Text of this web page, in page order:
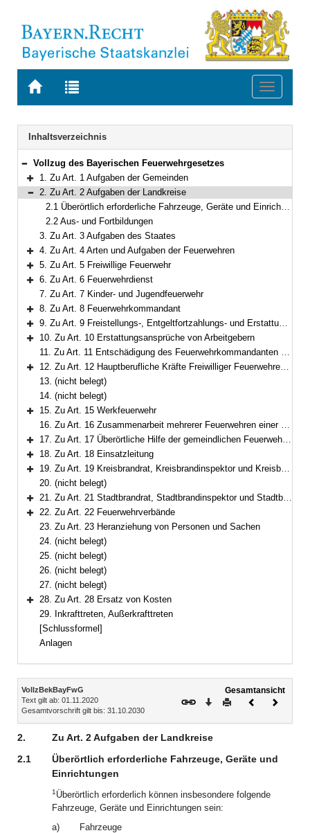
Zur
BAYERN.RECHT
Zur
letzten
Suche
Toggle
Navigation
Inhaltsverzeichnis
Bereich reduzieren
Vollzug des Bayerischen Feuerwehrgesetzes
Bereich erweitern
1. Zu Art. 1 Aufgaben der Gemeinden
Bereich reduzieren
2. Zu Art. 2 Aufgaben der Landkreise
2.1 Überörtlich erforderliche Fahrzeuge, Geräte und Einrichtungen
2.2 Aus- und Fortbildungen
3. Zu Art. 3 Aufgaben des Staates
Bereich erweitern
4. Zu Art. 4 Arten und Aufgaben der Feuerwehren
Bereich erweitern
5. Zu Art. 5 Freiwillige Feuerwehr
Bereich erweitern
6. Zu Art. 6 Feuerwehrdienst
7. Zu Art. 7 Kinder- und Jugendfeuerwehr
Bereich erweitern
8. Zu Art. 8 Feuerwehrkommandant
Bereich erweitern
9. Zu Art. 9 Freistellungs-, Entgeltfortzahlungs- und Erstattungsansprüche von Feuerwehrdienstleistenden
Bereich erweitern
10. Zu Art. 10 Erstattungsansprüche von Arbeitgebern
11. Zu Art. 11 Entschädigung des Feuerwehrkommandanten und anderer Feuerwehrdienstleistender
Bereich erweitern
12. Zu Art. 12 Hauptberufliche Kräfte Freiwilliger Feuerwehren; Ständige Wachen
13. (nicht belegt)
14. (nicht belegt)
Bereich erweitern
15. Zu Art. 15 Werkfeuerwehr
16. Zu Art. 16 Zusammenarbeit mehrerer Feuerwehren einer Gemeinde
Bereich erweitern
17. Zu Art. 17 Überörtliche Hilfe der gemeindlichen Feuerwehren
Bereich erweitern
18. Zu Art. 18 Einsatzleitung
Bereich erweitern
19. Zu Art. 19 Kreisbrandrat, Kreisbrandinspektor und Kreisbrandmeister
20. (nicht belegt)
Bereich erweitern
21. Zu Art. 21 Stadtbrandrat, Stadtbrandinspektor und Stadtbrandmeister
Bereich erweitern
22. Zu Art. 22 Feuerwehrverbände
23. Zu Art. 23 Heranziehung von Personen und Sachen
24. (nicht belegt)
25. (nicht belegt)
26. (nicht belegt)
27. (nicht belegt)
Bereich erweitern
28. Zu Art. 28 Ersatz von Kosten
29. Inkrafttreten, Außerkrafttreten
[Schlussformel]
Anlagen
Inhalt
VollzBekBayFwG
Text gilt ab: 01.11.2020
Gesamtvorschrift gilt bis: 31.10.2030
Gesamtansicht
Download
DruckenVorheriges
2.
Zu Art. 2 Aufgaben der Landkreise
2.1
Überörtlich erforderliche Fahrzeuge, Geräte und
Einrichtungen
1Überörtlich erforderlich können insbesondere folgende
Fahrzeuge, Geräte und Einrichtungen sein:
a)
Fahrzeuge